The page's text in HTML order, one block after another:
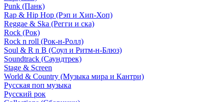
Punk (Панк)
Rap & Hip Hop (Рэп и Хип-Хоп)
Reggae & Ska (Регги и ска)
Rock (Рок)
Rock n roll (Рок-н-Ролл)
Soul & R n B (Соул и Ритм-н-Блюз)
Soundtrack (Саундтрек)
Stage & Screen
World & Country (Музыка мира и Кантри)
Русская поп музыка
Русский рок